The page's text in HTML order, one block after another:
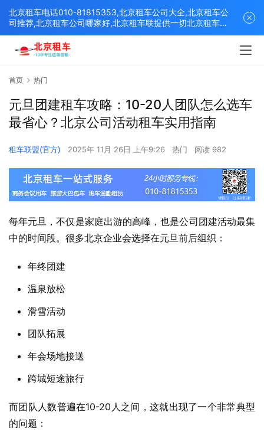
首页 热门
元旦团建租车攻略：10-20人团队怎么选车
最省心？北京公司活动租车实用指南
租车联盟(官方) 2025年 11月 26日 上午9:26 热门 阅读 982
每年元旦，不仅是家庭出游的高峰，也是公司团建活动最集
中的时间段。很多北京企业会选择在元旦前后组织：
年终团建
温泉放松
滑雪活动
团队拓展
年会场地接送
跨城短途旅行
而团队人数普遍在10-20人之间，这就出现了一个非常典型
的问题：
北京租车电话010-81815353,北京租车公司大全,北京租车公
司推荐,北京租车公司哪家好,北京租车联提供一切北京租车解
决方案,打造北京优质的租车平台！